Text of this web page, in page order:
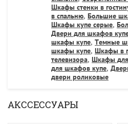
Шкафы стенки в
в спальню, Большие
Шкафы купе серые,
Двери для шкафов
шкафы купе, Темные
шкафы купе, Шкафы в
телевизора, Шкафы
для шкафов купе,
двери роликовые
АКССЕССУАРЫ